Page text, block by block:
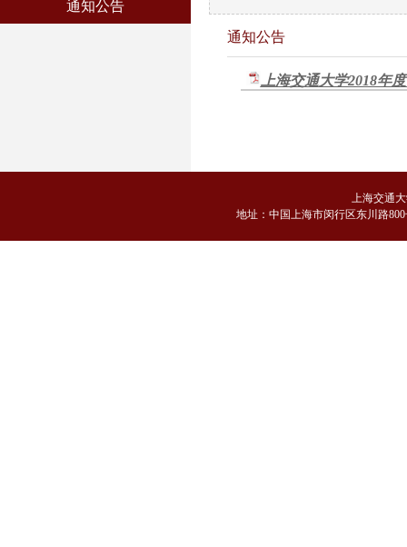
通知公告
通知公告
上海交通大学2018年
上海交通
地址：中国上海市闵行区东川路